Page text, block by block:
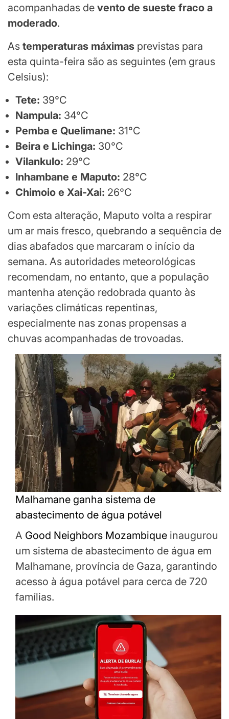
acompanhadas de vento de sueste fraco a
moderado.
As temperaturas máximas previstas para
esta quinta-feira são as seguintes (em graus
Celsius):
Tete: 39°C
Nampula: 34°C
Pemba e Quelimane: 31°C
Beira e Lichinga: 30°C
Vilankulo: 29°C
Inhambane e Maputo: 28°C
Chimoio e Xai-Xai: 26°C
Com esta alteração, Maputo volta a respirar
um ar mais fresco, quebrando a sequência de
dias abafados que marcaram o início da
semana. As autoridades meteorológicas
recomendam, no entanto, que a população
mantenha atenção redobrada quanto às
variações climáticas repentinas,
especialmente nas zonas propensas a
chuvas acompanhadas de trovoadas.
Malhamane ganha sistema de
abastecimento de água potável
A Good Neighbors Mozambique inaugurou
um sistema de abastecimento de água em
Malhamane, província de Gaza, garantindo
acesso à água potável para cerca de 720
famílias.